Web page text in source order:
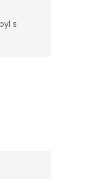
s